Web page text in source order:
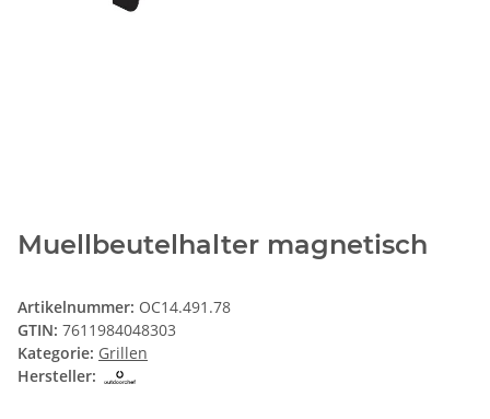
Muellbeutelhalter magnetisch
Artikelnummer: OC14.491.78
GTIN: 7611984048303
Kategorie: Grillen
Hersteller: